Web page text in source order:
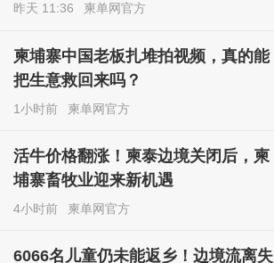
昨天 11:36 柬单网官方
柬埔寨中国老板扎堆拍视频，真的能
把生意救回来吗？
1小时前 柬单网官方
活牛价格翻涨！柬泰边境关闭后，柬
埔寨畜牧业迎来新机遇
4小时前 柬单网官方
6066名儿童仍未能返乡！边境流离失